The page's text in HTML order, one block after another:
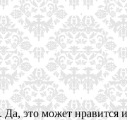
это может нравится